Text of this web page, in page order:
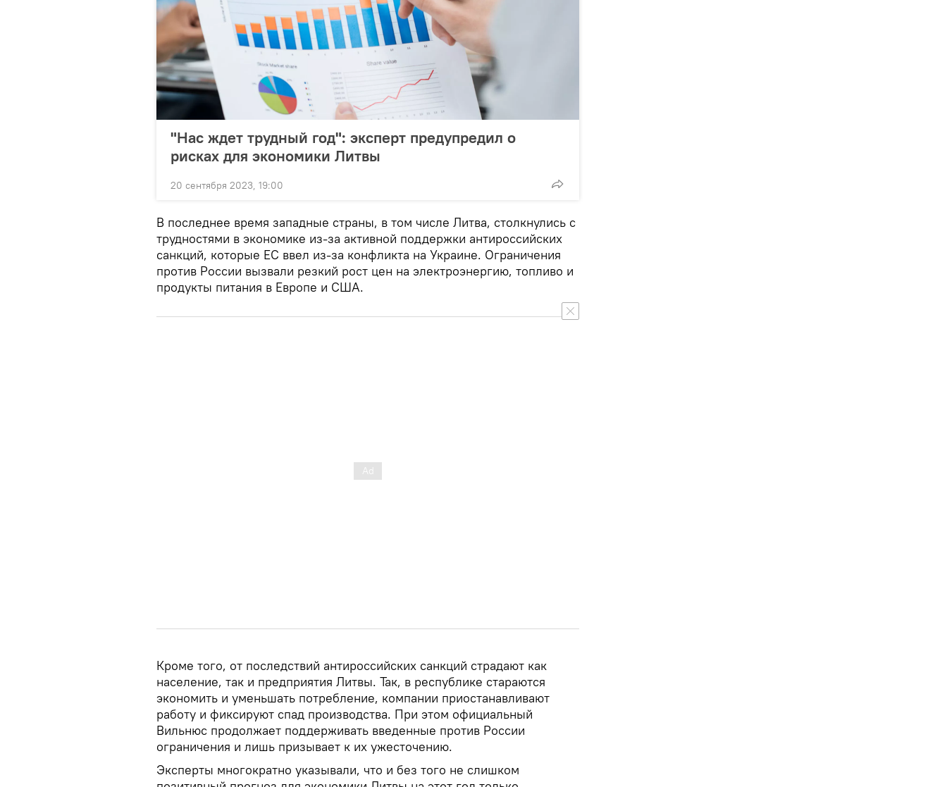
"Нас ждет трудный год": эксперт предупредил о
рисках для экономики Литвы
20 сентября 2023, 19:00
В последнее время западные страны, в том числе Литва, столкнулись с
трудностями в экономике из-за активной поддержки антироссийских
санкций, которые ЕС ввел из-за конфликта на Украине. Ограничения
против России вызвали резкий рост цен на электроэнергию, топливо и
продукты питания в Европе и США.
Кроме того, от последствий антироссийских санкций страдают как
население, так и предприятия Литвы. Так, в республике стараются
экономить и уменьшать потребление, компании приостанавливают
работу и фиксируют спад производства. При этом официальный
Вильнюс продолжает поддерживать введенные против России
ограничения и лишь призывает к их ужесточению.
Эксперты многократно указывали, что и без того не слишком